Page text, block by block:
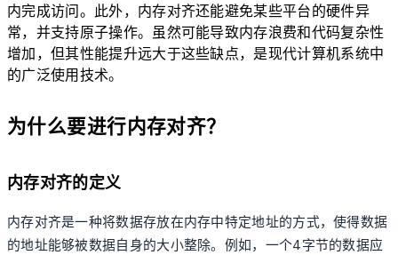
内完成访问。此外，内存对齐还能避免某些平台的硬件异
常，并支持原子操作。虽然可能导致内存浪费和代码复杂性
增加，但其性能提升远大于这些缺点，是现代计算机系统中
的广泛使用技术。
为什么要进行内存对齐？
内存对齐的定义
内存对齐是一种将数据存放在内存中特定地址的方式，使得数据
的地址能够被数据自身的大小整除。例如，一个4字节的数据应